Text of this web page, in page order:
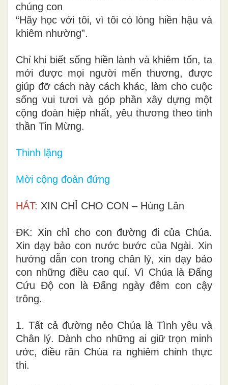
chúng con
“Hãy học với tôi, vì tôi có lòng hiền hậu và
khiêm nhường”.
Chỉ khi biết sống hiền lành và khiêm tốn, ta
mới được mọi người mến thương, được
giúp đỡ cách này cách khác, làm cho cuộc
sống vui tươi và góp phần xây dựng một
cộng đoàn hiệp nhất, yêu thương theo tinh
thần Tin Mừng.
Thinh lặng
Mời cộng đoàn đứng
HÁT: XIN CHỈ CHO CON – Hùng Lân
ĐK: Xin chỉ cho con đường đi của Chúa.
Xin dạy bảo con nước bước của Ngài. Xin
hướng dẫn con trong chân lý, xin dạy bảo
con những điều cao quí. Vì Chúa là Đấng
Cứu Độ con là Đấng ngày đêm con cậy
trông.
1. Tất cả đường nẻo Chúa là Tình yêu và
Chân lý. Dành cho những ai giữ trọn minh
ước, điều răn Chúa ra nghiêm chỉnh thực
thi.